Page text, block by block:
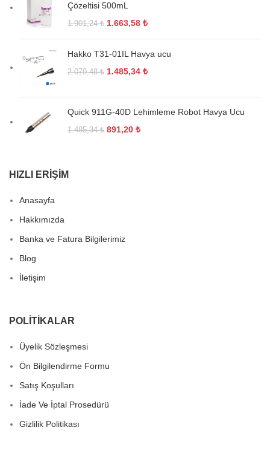
Çözeltisi 500mL
1.901,24₺ 1.663,58 ₺
Hakko T31-01IL Havya ucu
2.079,48₺ 1.485,34 ₺
Quick 911G-40D Lehimleme Robot Havya Ucu
1.485,34₺ 891,20 ₺
HIZLI ERIŞIM
Anasayfa
Hakkımızda
Banka ve Fatura Bilgilerimiz
Blog
İletişim
POLITIKALAR
Üyelik Sözleşmesi
Ön Bilgilendirme Formu
Satış Koşulları
İade Ve İptal Prosedürü
Gizlilik Politikası